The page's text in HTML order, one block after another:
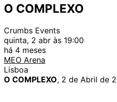
O COMPLEXO
Crumbs Events
quinta, 2 abr às 19:00
há 4 meses
MEO Arena
Lisboa
O COMPLEXO, 2 de Abril de